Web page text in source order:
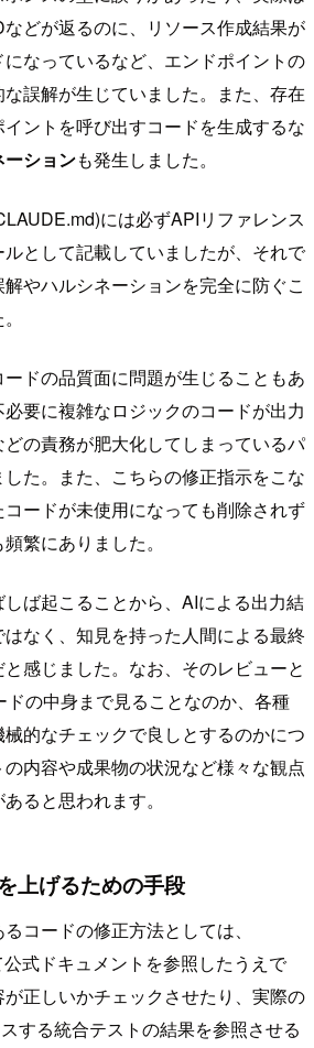
どが返るのに、リソース作成結果が
なっているなど、エンドポイントの
誤解が生じていました。また、存在
ントを呼び出すコードを生成するな
ションも発生しました。
には必ずAPIリファレンス
として記載していましたが、それで
やハルシネーションを完全に防ぐこ
ドの品質面に問題が生じることもあ
要に複雑なロジックのコードが出力
の責務が肥大化してしまっているパ
た。また、こちらの修正指示をこな
ードが未使用になっても削除されず
繁にありました。
ば起こることから、AIによる出力結
なく、知見を持った人間による最終
感じました。なお、そのレビューと
の中身まで見ることなのか、各種
的なチェックで良しとするのかにつ
内容や成果物の状況など様々な観点
ると思われます。
上げるための手段
コードの修正方法としては、
式ドキュメントを参照したうえで
正しいかチェックさせたり、実際の
する統合テストの結果を参照させる